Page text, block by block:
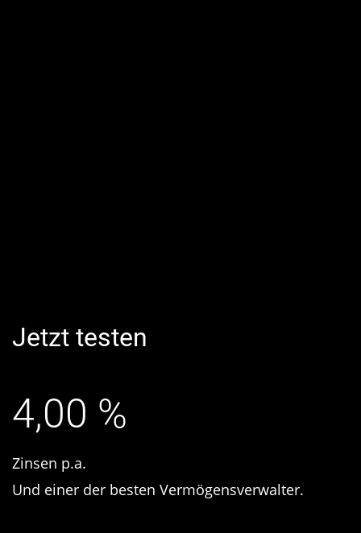
Jetzt testen
4,00 %
Zinsen p.a.
Und einer der besten Vermögensverwalter.